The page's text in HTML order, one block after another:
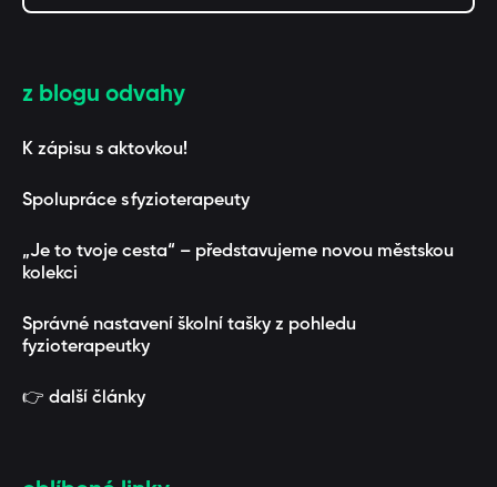
z blogu odvahy
K zápisu s aktovkou!
Spolupráce s fyzioterapeuty
„Je to tvoje cesta“ – představujeme novou městskou
kolekci
Správné nastavení školní tašky z pohledu
fyzioterapeutky
👉 další články